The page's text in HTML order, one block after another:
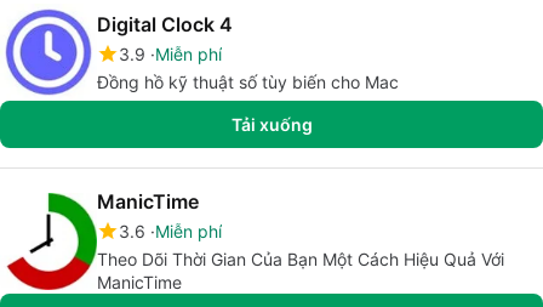
Digital Clock 4
3.9 Miễn phí
Đồng hồ kỹ thuật số tùy biến cho Mac
Tải xuống
ManicTime
3.6 Miễn phí
Theo Dõi Thời Gian Của Bạn Một Cách Hiệu Quả Với
ManicTime